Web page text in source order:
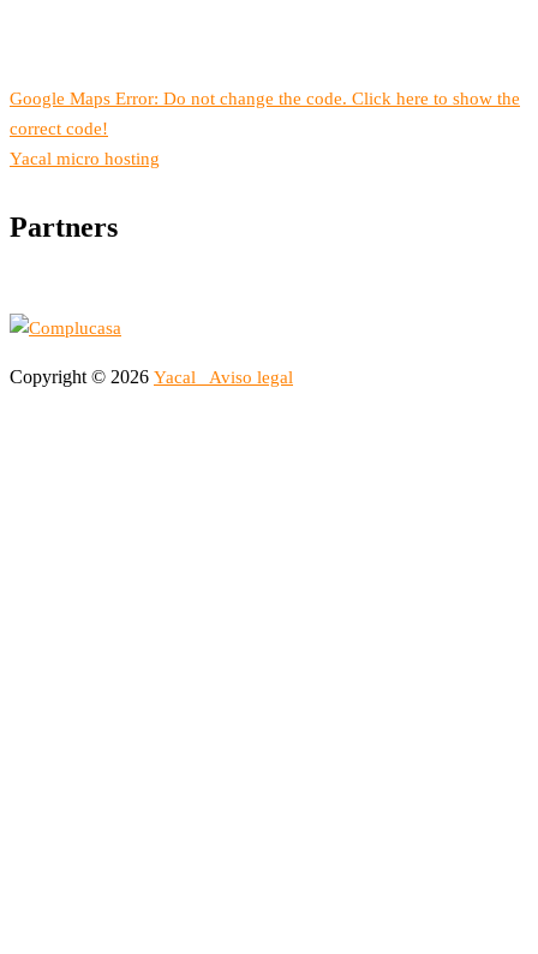
Google Maps Error: Do not change the code. Click here to show the
correct code!
Yacal micro hosting
Partners
Copyright © 2026 Yacal Aviso legal